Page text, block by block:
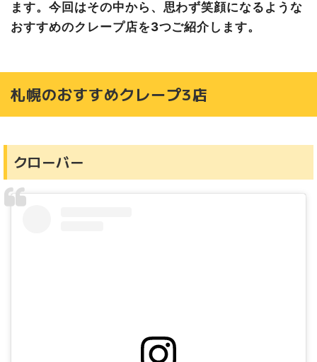
ます。今回はその中から、思わず笑顔になるような
おすすめのクレープ店を3つご紹介します。
札幌のおすすめクレープ3店
クローバー